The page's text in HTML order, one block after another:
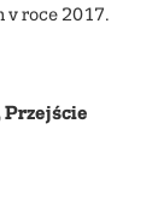
v roce 2017.
Przejście